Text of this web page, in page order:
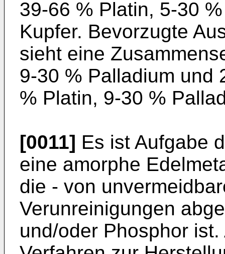
39-66 % Platin, 5-30
Kupfer. Bevorzugte
sieht eine
9-30 % Palladium und
% Platin, 9-30 %
[0011] Es ist Aufgabe
eine amorphe
die - von
Verunreinigungen
und/oder Phosphor